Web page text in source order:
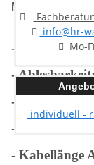
info@hr-
Mo-
individuell -
Mit
-
-
- Wägefläche:
-
- Kabellänge